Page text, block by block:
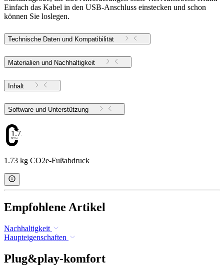
Einfach das Kabel in den USB-Anschluss einstecken und schon
können Sie loslegen.
Technische Daten und Kompatibilität
Materialien und Nachhaltigkeit
Inhalt
Software und Unterstützung
1.73
1.73 kg CO2e-Fußabdruck
Empfohlene Artikel
Nachhaltigkeit
Haupteigenschaften
Plug&play-komfort